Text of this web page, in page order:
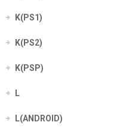
K(PS1)
K(PS2)
K(PSP)
L
L(ANDROID)